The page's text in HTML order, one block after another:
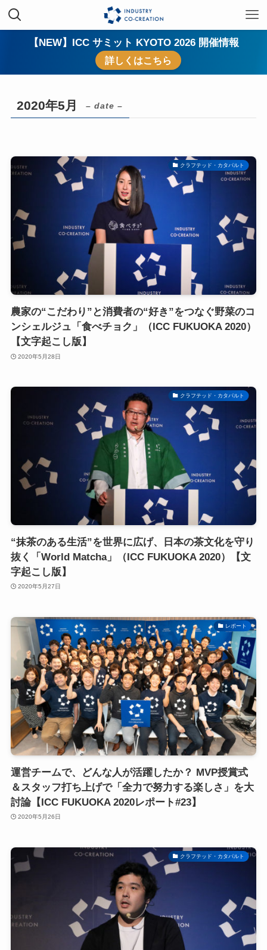
【NEW】ICC サミット KYOTO 2026 開催情報
詳しくはこちら
2020年5月 – date –
クラフテッド・カタパルト
農家の“こだわり”と消費者の“好き”をつなぐ野菜のコ
ンシェルジュ「食べチョク」（ICC FUKUOKA 2020）
【文字起こし版】
2020年5月28日
クラフテッド・カタパルト
“抹茶のある生活”を世界に広げ、日本の茶文化を守り
抜く「World Matcha」（ICC FUKUOKA 2020）【文
字起こし版】
2020年5月27日
レポート
運営チームで、どんな人が活躍したか？ MVP授賞式
＆スタッフ打ち上げで「全力で努力する楽しさ」を大
討論【ICC FUKUOKA 2020レポート#23】
2020年5月26日
クラフテッド・カタパルト